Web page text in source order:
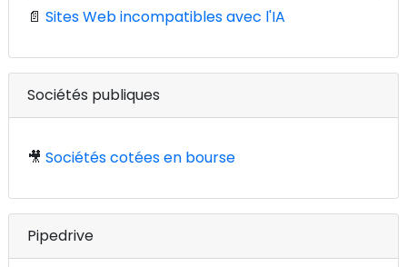
📄 Sites Web incompatibles avec l'IA
Sociétés publiques
🎥 Sociétés cotées en bourse
Pipedrive